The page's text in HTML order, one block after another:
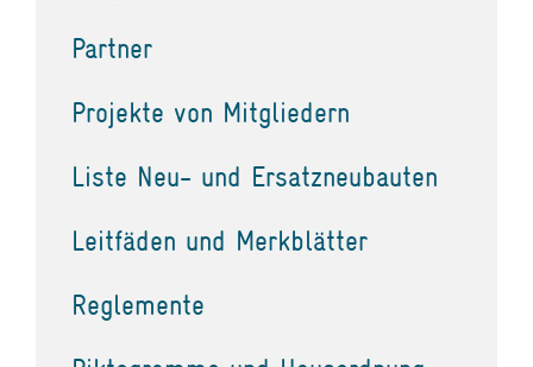
Partner
Projekte von Mitgliedern
Liste Neu- und Ersatzneubauten
Leitfäden und Merkblätter
Reglemente